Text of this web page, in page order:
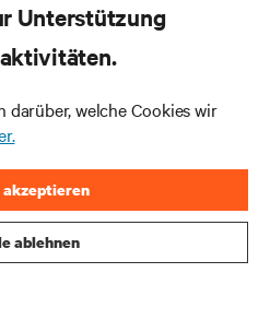
aktuellen Diskussionen
von Experten in das
Infrastrukturmanagement.
ANMELDEN
Unterstützung
welche Cookies wir
ablehnen